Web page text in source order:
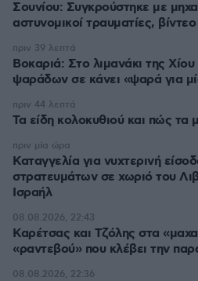
Σουνίου: Συγκρούστηκε με
αστυνομικοί τραυματίες, βίντεο
Βοκαριά: Στο λιμανάκι της
ψαράδων σε κάνει «ψαρά για
πριν 39 λεπτά
Τα είδη κολοκυθιού και πώς τα
πριν 44 λεπτά
Καταγγελία για νυχτερινή
στρατευμάτων σε χωριό του
Ισραήλ
πριν μία ώρα
Καρέτσας και Τζόλης στα
«ραντεβού» που κλέβει την
08.08.2026, 22:43
08.08.2026, 22:36